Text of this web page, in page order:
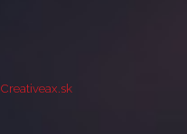
Creativeax.sk